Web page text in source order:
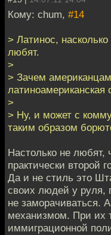
Кому: chum, #14
> Латинос,
любят.
>
> Зачем
латиноамериканская
>
> Ну, и может с
таким образом
Настолько не
практически второй
Да и не стиль это
своих людей у руля,
не заморачиваться.
механизмом. При их
иммиграционной